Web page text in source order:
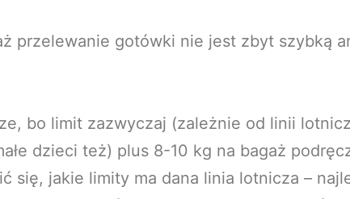
przelewanie gotówki nie jest zbyt szybką
bo limit zazwyczaj (zależnie od linii
dzieci też) plus 8-10 kg na bagaż
się, jakie limity ma dana linia lotnicza –